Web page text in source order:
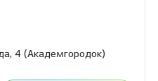
4 (Академгородок)